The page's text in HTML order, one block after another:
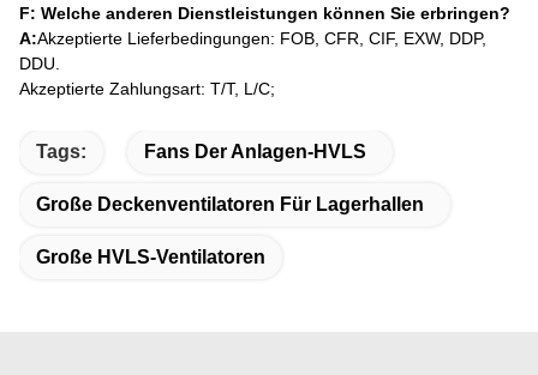
F: Welche anderen Dienstleistungen können Sie erbringen?
A:Akzeptierte Lieferbedingungen: FOB, CFR, CIF, EXW, DDP,
DDU.
Akzeptierte Zahlungsart: T/T, L/C;
Tags: Fans Der Anlagen-HVLS
Große Deckenventilatoren Für Lagerhallen
Große HVLS-Ventilatoren